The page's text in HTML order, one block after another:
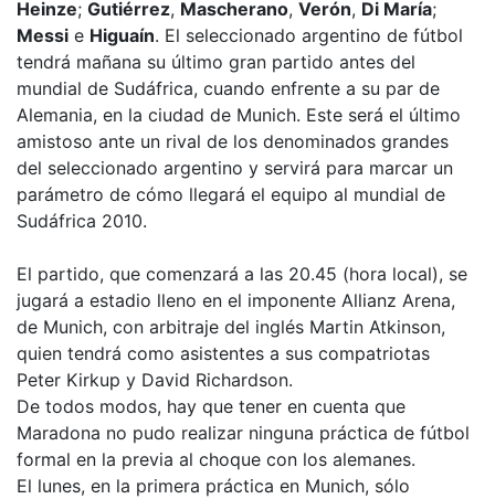
Heinze; Gutiérrez, Mascherano, Verón, Di María;
Messi e Higuaín. El seleccionado argentino de fútbol
tendrá mañana su último gran partido antes del
mundial de Sudáfrica, cuando enfrente a su par de
Alemania, en la ciudad de Munich. Este será el último
amistoso ante un rival de los denominados grandes
del seleccionado argentino y servirá para marcar un
parámetro de cómo llegará el equipo al mundial de
Sudáfrica 2010.
El partido, que comenzará a las 20.45 (hora local), se
jugará a estadio lleno en el imponente Allianz Arena,
de Munich, con arbitraje del inglés Martin Atkinson,
quien tendrá como asistentes a sus compatriotas
Peter Kirkup y David Richardson.
De todos modos, hay que tener en cuenta que
Maradona no pudo realizar ninguna práctica de fútbol
formal en la previa al choque con los alemanes.
El lunes, en la primera práctica en Munich, sólo